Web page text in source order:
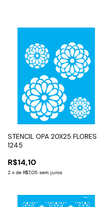
STENCIL OPA 20X25 FLORES
1245
R$14,10
2 x de R$7,05 sem juros